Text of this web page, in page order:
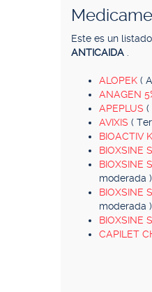
Este es un
ANTICAIDA
ALOPEK (
ANAGEN
APEPLUS (
AVIXIS (
BIOACTIV
BIOXSINE
BIOXSINE
moderada )
BIOXSINE
moderada )
BIOXSINE
CAPILET